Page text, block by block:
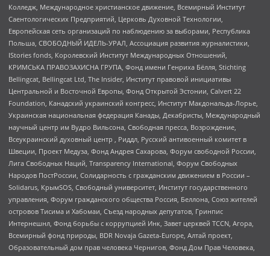
Колледж, Международное христианское движение, Всемирный Институт
Саентологических Предприятий, Церковь Духовной Технологии,
Европейская сеть организаций по наблюдению за выборами, Республика
Польша, СВОБОДНЫЙ ИДЕЛЬ-УРАЛ, Ассоциация развития журналистики,
IStories fonds, Королевский Институт Международных Отношений,
КРИМСЬКА ПРАВОЗАХИСНА ГРУПА, Фонд имени Генриха Бёлля, Stichting
Bellingcat, Bellingcat Ltd, The Insider, Институт правовой инициативы
Центральной и Восточной Европы, Фонд Открытой Эстонии, Calvert 22
Foundation, Канадский украинский конгресс, Институт Макдональда-Лорье,
Украинская национальная федерация Канады, Декабристы, Международный
научный центр им Вудро Вильсона, Свободная пресса, Возрождение,
Всеукраинский духовный центр , Риддл, Русский антивоенный комитет в
Швеции, Проект Медуза, Фонд Андрея Сахарова, Форум свободной России,
Лига Свободных Наций, Transparеncy International, Форум Свободных
Народов ПостРоссии, Солидарность с гражданским движением в России –
Solidarus, КрымSOS, Свободный университет, Институт государственного
управления, Форум гражданского общества Россия, Беллона, Союз жителей
островов Тисима и Хабомаи, Съезд народных депутатов, Гринпис
Интернешнл, Фонд борьбы с коррупцией Инк, Завет церквей TCCN, Агора,
Всемирный фонд природы, BDR Novaja Gazeta-Europe, Алтай проект,
Образовательный дом прав человека Чернигов, Фонд Дом Прав Человека,